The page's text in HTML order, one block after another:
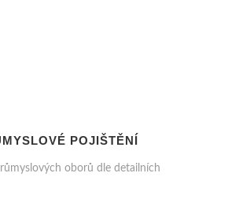
POJIŠTĚNÍ
oborů dle detailních